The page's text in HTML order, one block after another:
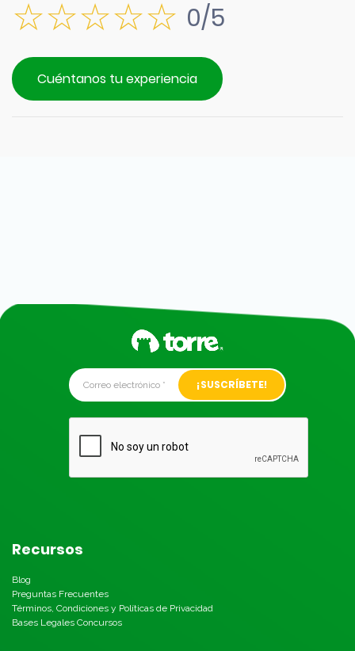
0/5
Cuéntanos tu experiencia
Alternative:
Recursos
Blog
Preguntas Frecuentes
Términos, Condiciones y Políticas de Privacidad
Bases Legales Concursos